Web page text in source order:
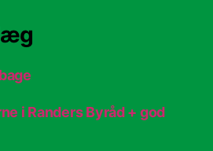
i Randers Byråd + god